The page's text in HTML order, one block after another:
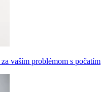
vaším problémom s počatím